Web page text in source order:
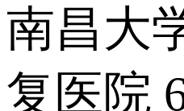
南昌大
复医院